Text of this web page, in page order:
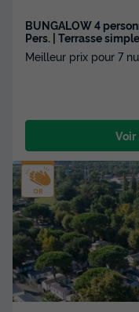
BUNGALOW 4
Pers. | Terrasse simple
Meilleur prix pour 7